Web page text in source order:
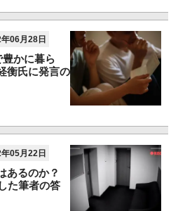
06月28日
豊かに暮ら
衡氏に発言の
05月22日
あるのか？
た筆者の答